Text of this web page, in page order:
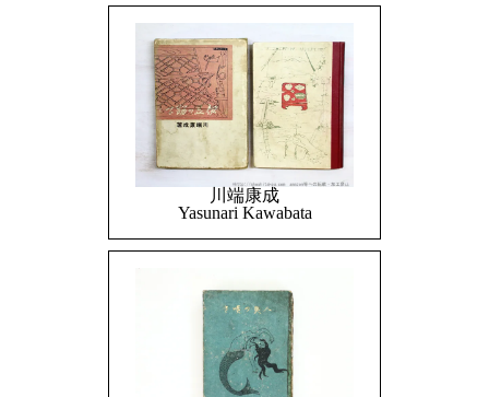
川端康成
Yasunari Kawabata